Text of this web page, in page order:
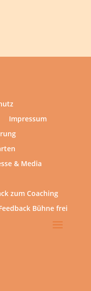
Impressum
& Media
zum Coaching
Bühne frei